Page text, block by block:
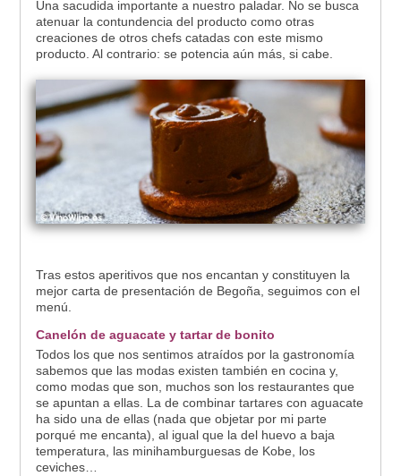
Una sacudida importante a nuestro paladar. No se busca
atenuar la contundencia del producto como otras
creaciones de otros chefs catadas con este mismo
producto. Al contrario: se potencia aún más, si cabe.
Tras estos aperitivos que nos encantan y constituyen la
mejor carta de presentación de Begoña, seguimos con el
menú.
Canelón de aguacate y tartar de bonito
Todos los que nos sentimos atraídos por la gastronomía
sabemos que las modas existen también en cocina y,
como modas que son, muchos son los restaurantes que
se apuntan a ellas. La de combinar tartares con aguacate
ha sido una de ellas (nada que objetar por mi parte
porqué me encanta), al igual que la del huevo a baja
temperatura, las minihamburguesas de Kobe, los
ceviches…